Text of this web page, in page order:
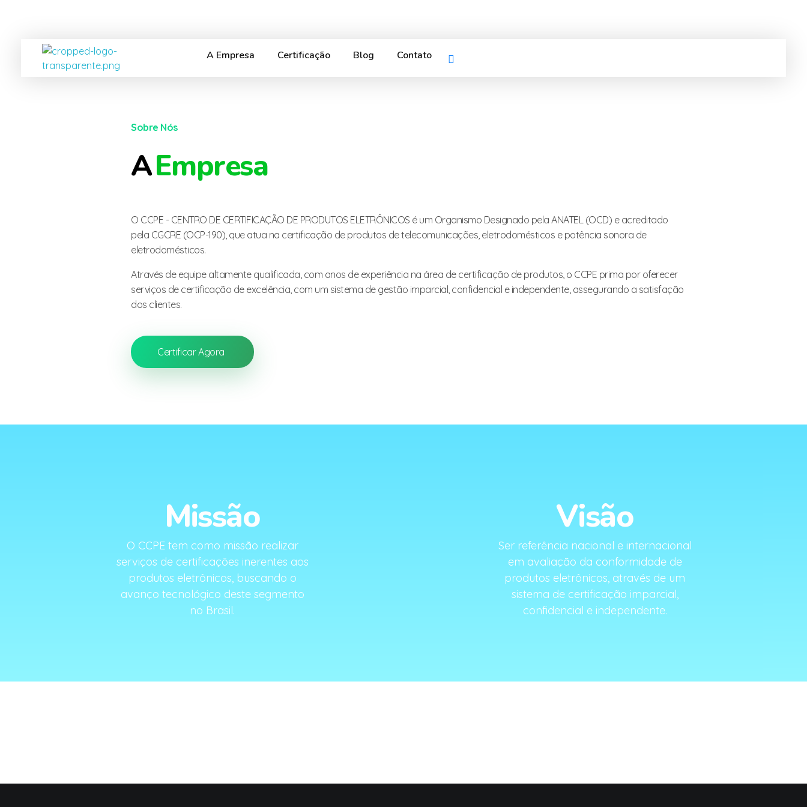
A Empresa Certificação Blog Contato
Sobre Nós
AEmpresa
O CCPE - CENTRO DE CERTIFICAÇÃO DE PRODUTOS ELETRÔNICOS é um Organismo Designado pela ANATEL (OCD) e acreditado
pela CGCRE (OCP-190), que atua na certificação de produtos de telecomunicações, eletrodomésticos e potência sonora de
eletrodomésticos.
Através de equipe altamente qualificada, com anos de experiência na área de certificação de produtos, o CCPE prima por oferecer
serviços de certificação de excelência, com um sistema de gestão imparcial, confidencial e independente, assegurando a satisfação
dos clientes.
Certificar Agora
Missão
O CCPE tem como missão realizar
serviços de certificações inerentes aos
produtos eletrônicos, buscando o
avanço tecnológico deste segmento
no Brasil.
Visão
Ser referência nacional e internacional
em avaliação da conformidade de
produtos eletrônicos, através de um
sistema de certificação imparcial,
confidencial e independente.